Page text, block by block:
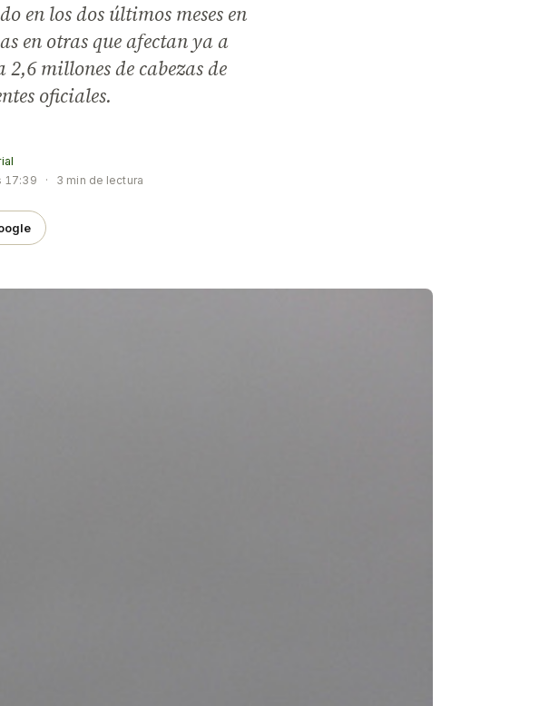
en los dos últimos meses en
en otras que afectan ya a
millones de cabezas de
oficiales.
17:39 · 3 min de lectura